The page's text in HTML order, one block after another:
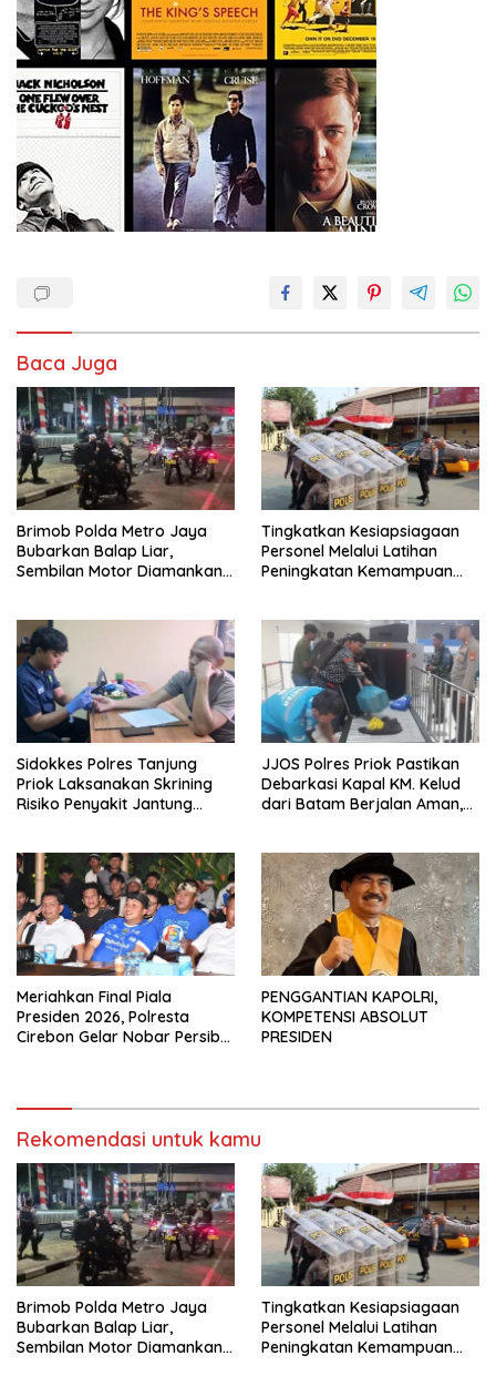
Baca Juga
Brimob Polda Metro Jaya
Bubarkan Balap Liar,
Sembilan Motor Diamankan
Tingkatkan Kesiapsiagaan
Personel Melalui Latihan
Peningkatan Kemampuan
Sidokkes Polres Tanjung
Priok Laksanakan Skrining
Risiko Penyakit Jantung
JJOS Polres Priok Pastikan
Debarkasi Kapal KM. Kelud
dari Batam Berjalan Aman,
Meriahkan Final Piala
Presiden 2026, Polresta
Cirebon Gelar Nobar Persib
PENGGANTIAN KAPOLRI,
KOMPETENSI ABSOLUT
PRESIDEN
Rekomendasi untuk kamu
Brimob Polda Metro Jaya
Bubarkan Balap Liar,
Sembilan Motor Diamankan
Tingkatkan Kesiapsiagaan
Personel Melalui Latihan
Peningkatan Kemampuan